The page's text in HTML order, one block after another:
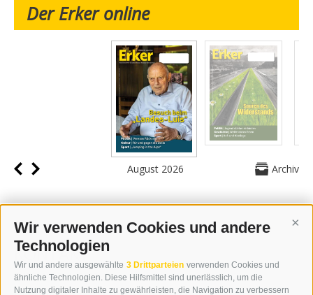
Wir verwenden Cookies und andere
Technologien
Wir und andere ausgewählte 3 Drittparteien verwenden Cookies und
ähnliche Technologien. Diese Hilfsmittel sind unerlässlich, um die
Nutzung digitaler Inhalte zu gewährleisten, die Navigation zu verbessern
Der Erker online
August 2026 Archiv
KONTAKT
WIPP-MEDIA GMBH
DER ERKER